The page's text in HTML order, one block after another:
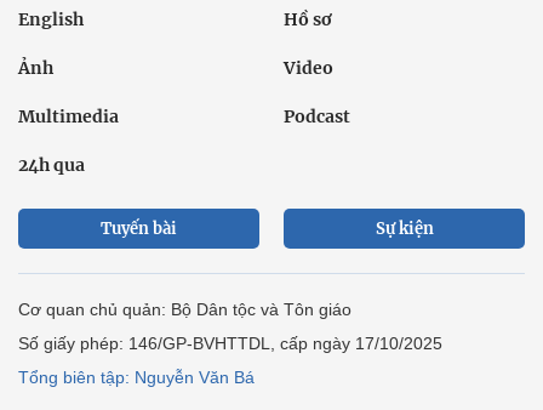
English Hồ sơ
Ảnh Video
Multimedia Podcast
24h qua
Tuyến bài Sự kiện
Cơ quan chủ quản: Bộ Dân tộc và Tôn giáo
Số giấy phép: 146/GP-BVHTTDL, cấp ngày 17/10/2025
Tổng biên tập: Nguyễn Văn Bá